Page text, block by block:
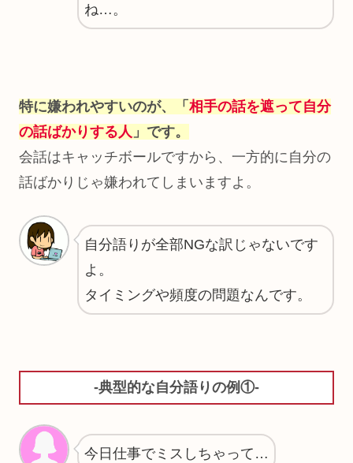
ね…。
特に嫌われやすいのが、「 相手の話を遮って自分
の話ばかりする人 」です。
会話はキャッチボールですから、一方的に自分の
話ばかりじゃ嫌われてしまいますよ。
自分語りが全部NGな訳じゃないです
よ。
タイミングや頻度の問題なんです。
-典型的な自分語りの例①-
今日仕事でミスしちゃって…